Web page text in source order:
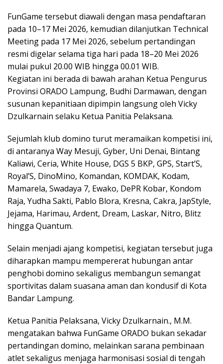
FunGame tersebut diawali dengan masa pendaftaran
pada 10–17 Mei 2026, kemudian dilanjutkan Technical
Meeting pada 17 Mei 2026, sebelum pertandingan
resmi digelar selama tiga hari pada 18–20 Mei 2026
mulai pukul 20.00 WIB hingga 00.01 WIB.
Kegiatan ini berada di bawah arahan Ketua Pengurus
Provinsi ORADO Lampung, Budhi Darmawan, dengan
susunan kepanitiaan dipimpin langsung oleh Vicky
Dzulkarnain selaku Ketua Panitia Pelaksana.
Sejumlah klub domino turut meramaikan kompetisi ini,
di antaranya Way Mesuji, Gyber, Uni Denai, Bintang
Kaliawi, Ceria, White House, DGS 5 BKP, GPS, Start’S,
Royal’S, DinoMino, Komandan, KOMDAK, Kodam,
Mamarela, Swadaya 7, Ewako, DePR Kobar, Kondom
Raja, Yudha Sakti, Pablo Blora, Kresna, Cakra, JapStyle,
Jejama, Harimau, Ardent, Dream, Laskar, Nitro, Blitz
hingga Quantum.
Selain menjadi ajang kompetisi, kegiatan tersebut juga
diharapkan mampu mempererat hubungan antar
penghobi domino sekaligus membangun semangat
sportivitas dalam suasana aman dan kondusif di Kota
Bandar Lampung.
Ketua Panitia Pelaksana, Vicky Dzulkarnain., M.M.
mengatakan bahwa FunGame ORADO bukan sekadar
pertandingan domino, melainkan sarana pembinaan
atlet sekaligus menjaga harmonisasi sosial di tengah